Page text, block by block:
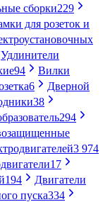
сборки229
для розеток и
Удлинители
94
Вилки
6
Дверной
38
294
3 974
17
194
Двигатели
пуска334